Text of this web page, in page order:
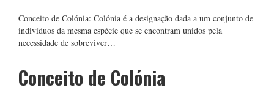
Conceito de Colónia: Colónia é a designação dada a um conjunto de
indivíduos da mesma espécie que se encontram unidos pela
necessidade de sobreviver…
Conceito de Colónia